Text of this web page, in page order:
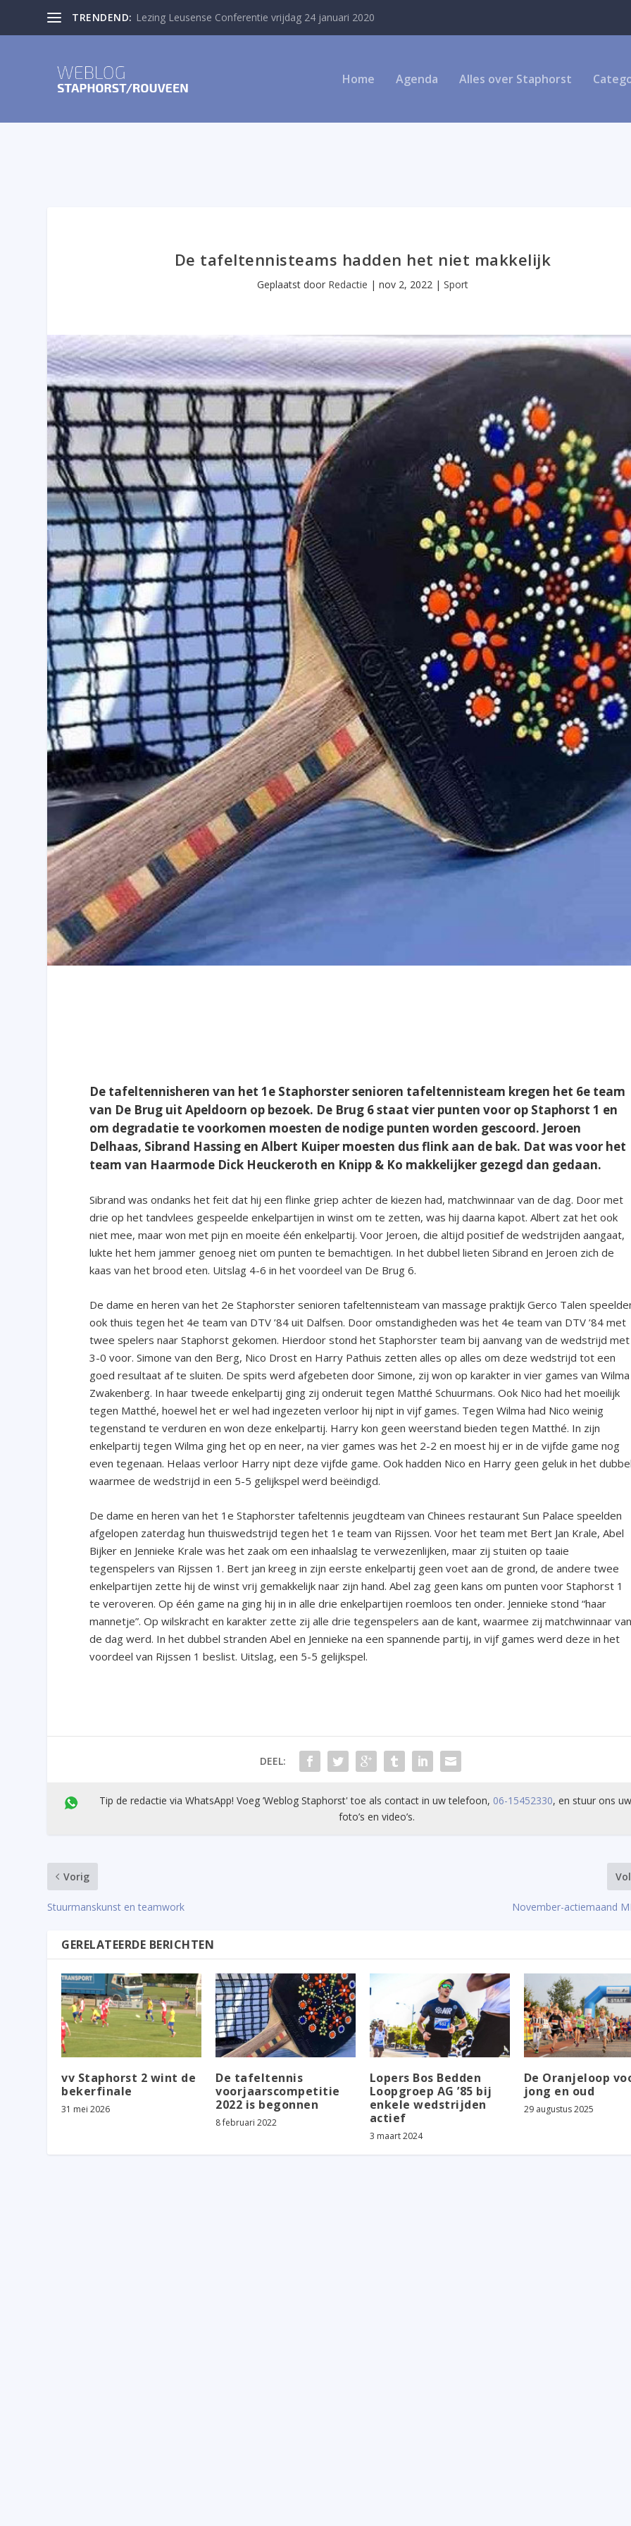
TRENDEND: Lezing Leusense Conferentie vrijdag 24 januari 2020
Home Agenda Alles over Staphorst
De tafeltennisteams hadden het niet makkelijk
Geplaatst door Redactie | nov 2, 2022| Sport
De tafeltennisheren van het 1e Staphorster senioren tafeltennisteam kregen het 6e team
van De Brug uit Apeldoorn op bezoek. De Brug 6 staat vier punten voor op Staphorst 1 en
om degradatie te voorkomen moesten de nodige punten worden gescoord. Jeroen
Delhaas, Sibrand Hassing en Albert Kuiper moesten dus flink aan de bak. Dat was voor het
team van Haarmode Dick Heuckeroth en Knipp & Ko makkelijker gezegd dan gedaan.
Sibrand was ondanks het feit dat hij een flinke griep achter de kiezen had, matchwinnaar van de dag. Door met
drie op het tandvlees gespeelde enkelpartijen in winst om te zetten, was hij daarna kapot. Albert zat het ook
niet mee, maar won met pijn en moeite één enkelpartij. Voor Jeroen, die altijd positief de wedstrijden aangaat,
lukte het hem jammer genoeg niet om punten te bemachtigen. In het dubbel lieten Sibrand en Jeroen zich de
kaas van het brood eten. Uitslag 4-6 in het voordeel van De Brug 6.
De dame en heren van het 2e Staphorster senioren tafeltennisteam van massage praktijk Gerco Talen
ook thuis tegen het 4e team van DTV ’84 uit Dalfsen. Door omstandigheden was het 4e team van DTV ’84 met
twee spelers naar Staphorst gekomen. Hierdoor stond het Staphorster team bij aanvang van de wedstrijd met
3-0 voor. Simone van den Berg, Nico Drost en Harry Pathuis zetten alles op alles om deze wedstrijd tot een
goed resultaat af te sluiten. De spits werd afgebeten door Simone, zij won op karakter in vier games van Wilma
Zwakenberg. In haar tweede enkelpartij ging zij onderuit tegen Matthé Schuurmans. Ook Nico had het moeilijk
tegen Matthé, hoewel het er wel had ingezeten verloor hij nipt in vijf games. Tegen Wilma had Nico weinig
tegenstand te verduren en won deze enkelpartij. Harry kon geen weerstand bieden tegen Matthé. In zijn
enkelpartij tegen Wilma ging het op en neer, na vier games was het 2-2 en moest hij er in de vijfde game nog
even tegenaan. Helaas verloor Harry nipt deze vijfde game. Ook hadden Nico en Harry geen geluk in het
waarmee de wedstrijd in een 5-5 gelijkspel werd beëindigd.
De dame en heren van het 1eStaphorster tafeltennis jeugdteam van Chinees restaurant Sun Palace speelden
afgelopen zaterdag hun thuiswedstrijd tegen het 1e team van Rijssen. Voor het team met Bert Jan Krale, Abel
Bijker en Jennieke Krale was het zaak om een inhaalslag te verwezenlijken, maar zij stuiten op taaie
tegenspelers van Rijssen 1. Bert jan kreeg in zijn eerste enkelpartij geen voet aan de grond, de andere twee
enkelpartijen zette hij de winst vrij gemakkelijk naar zijn hand. Abel zag geen kans om punten voor Staphorst 1
te veroveren. Op één game na ging hij in in alle drie enkelpartijen roemloos ten onder. Jennieke stond “haar
mannetje”. Op wilskracht en karakter zette zij alle drie tegenspelers aan de kant, waarmee zij matchwinnaar
de dag werd. In het dubbel stranden Abel en Jennieke na een spannende partij, in vijf games werd deze in het
voordeel van Rijssen 1 beslist. Uitslag, een 5-5 gelijkspel.
DEEL:
Tip de redactie via WhatsApp! Voeg ’Weblog Staphorst' toe als contact in uw telefoon, 06-15452330, en stuur ons
foto’s en video’s.
Vorig
Stuurmanskunst en teamwork November-actiemaand
GERELATEERDE BERICHTEN
vv Staphorst 2 wint de
bekerfinale
31 mei 2026
De tafeltennis
voorjaarscompetitie
2022 is begonnen
8 februari 2022
Lopers Bos Bedden
Loopgroep AG ’85 bij
enkele wedstrijden
actief
3 maart 2024
De Oranjeloop
jong en oud
29 augustus 2025